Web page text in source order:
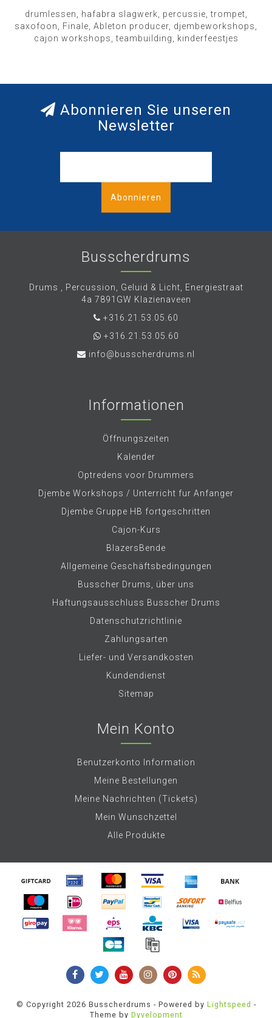
drumlessen, hafabra slagwerk, percussie, trompet,
saxofoon, Finale, Ableton producer, djembeworkshops,
cajon workshops, teambuilding, kinderfeestjes
Abonnieren Sie unseren
Newsletter
Abonnieren
Busscherdrums
Drums , Percussion, Geluid & Licht, Energiestraat
4a 7891GW Klazienaveen
+316.21.53.05.60
+316.21.53.05.60
info@busscherdrums.nl
Informationen
Öffnungszeiten
Kalender
Optredens voor Drummers
Djembe Workshops / Unterricht fur Anfanger
Djembe Gruppe HB fortgeschritten
Cajon-Kurs
BlazersBende
Allgemeine Geschäftsbedingungen
Busscher Drums, über uns
Haftungsausschluss Busscher Drums
Datenschutzrichtlinie
Zahlungsarten
Liefer- und Versandkosten
Kundendienst
Sitemap
Mein Konto
Benutzerkonto Information
Meine Bestellungen
Meine Nachrichten (Tickets)
Mein Wunschzettel
Alle Produkte
© Copyright 2026 Busscherdrums - Powered by Lightspeed -
Theme by Dyvelopment